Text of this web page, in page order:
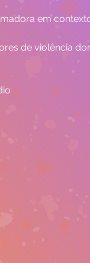
em
de violência